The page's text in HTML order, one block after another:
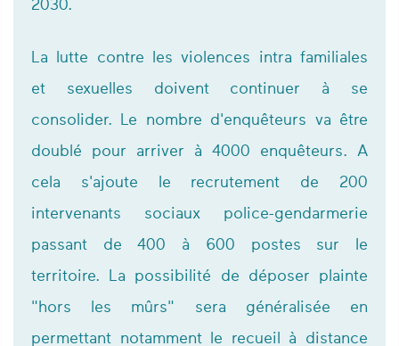
2030.
La lutte contre les violences intra familiales
et sexuelles doivent continuer à se
consolider. Le nombre d'enquêteurs va être
doublé pour arriver à 4000 enquêteurs. A
cela s'ajoute le recrutement de 200
intervenants sociaux police-gendarmerie
passant de 400 à 600 postes sur le
territoire. La possibilité de déposer plainte
"hors les mûrs" sera généralisée en
permettant notamment le recueil à distance